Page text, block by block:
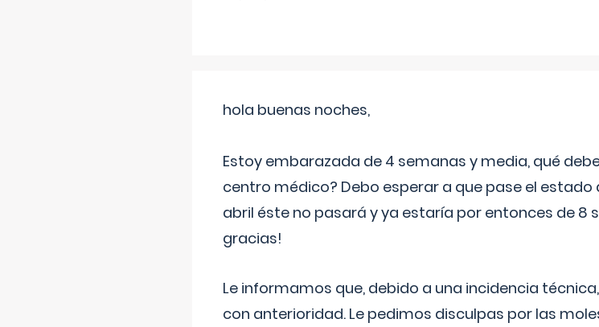
hola buenas noches,
Estoy embarazada de 4 semanas y media, qué
centro médico? Debo esperar a que pase el estado
abril éste no pasará y ya estaría por entonces de 8
gracias!
Le informamos que, debido a una incidencia
con anterioridad. Le pedimos disculpas por las